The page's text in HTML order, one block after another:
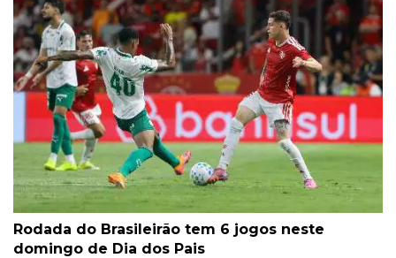
Rodada do Brasileirão tem 6 jogos neste
domingo de Dia dos Pais